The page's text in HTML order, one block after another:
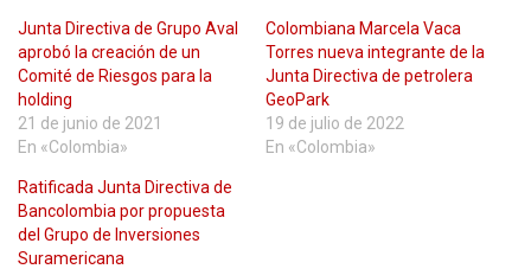
Junta Directiva de Grupo Aval
aprobó la creación de un
Comité de Riesgos para la
holding
21 de junio de 2021
En «Colombia»
Colombiana Marcela Vaca
Torres nueva integrante de la
Junta Directiva de petrolera
GeoPark
19 de julio de 2022
En «Colombia»
Ratificada Junta Directiva de
Bancolombia por propuesta
del Grupo de Inversiones
Suramericana